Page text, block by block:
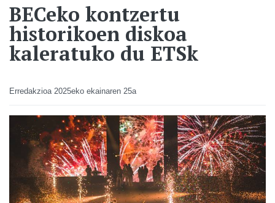
BECeko kontzertu
historikoen diskoa
kaleratuko du ETSk
Erredakzioa 2025eko ekainaren 25a